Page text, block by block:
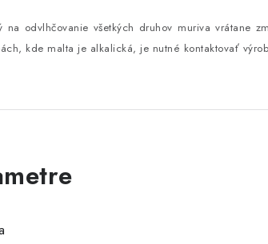
na odvlhčovanie všetkých druhov muriva vrátane
kde malta je alkalická, je nutné kontaktovať